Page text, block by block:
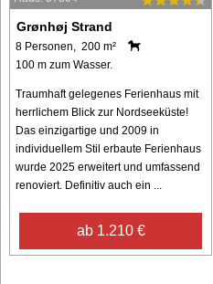
Grønhøj Strand
8 Personen, 200 m²
100 m zum Wasser.
Traumhaft gelegenes Ferienhaus mit
herrlichem Blick zur Nordseeküste!
Das einzigartige und 2009 in
individuellem Stil erbaute Ferienhaus
wurde 2025 erweitert und umfassend
renoviert. Definitiv auch ein ...
ab 1.210 €